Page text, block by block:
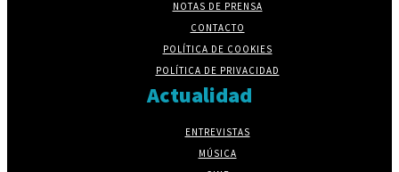
NOTAS DE PRENSA
CONTACTO
POLÍTICA DE COOKIES
POLÍTICA DE PRIVACIDAD
Actualidad
ENTREVISTAS
MÚSICA